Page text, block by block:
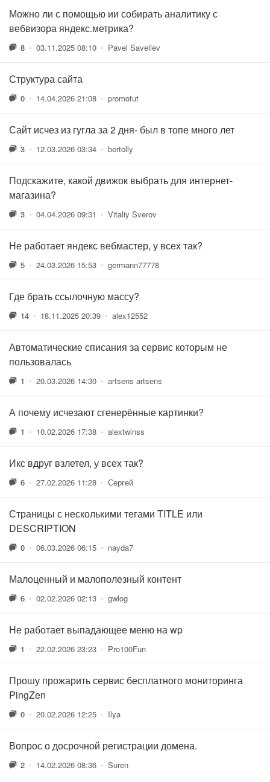
Можно ли с помощью ии собирать аналитику с
вебвизора яндекс.метрика?
8 • 03.11.2025 08:10 • Pavel Saveliev
Структура сайта
0 • 14.04.2026 21:08 • promotut
Сайт исчез из гугла за 2 дня- был в топе много лет
3 • 12.03.2026 03:34 • bertolly
Подскажите, какой движок выбрать для интернет-
магазина?
3 • 04.04.2026 09:31 • Vitaliy Sverov
Не работает яндекс вебмастер, у всех так?
5 • 24.03.2026 15:53 • germann77778
Где брать ссылочную массу?
14 • 18.11.2025 20:39 • alex12552
Автоматические списания за сервис которым не
пользовалась
1 • 20.03.2026 14:30 • artsens artsens
А почему исчезают сгенерённые картинки?
1 • 10.02.2026 17:38 • alextwinss
Икс вдруг взлетел, у всех так?
6 • 27.02.2026 11:28 • Сергей
Страницы с несколькими тегами TITLE или
DESCRIPTION
0 • 06.03.2026 06:15 • nayda7
Малоценный и малополезный контент
6 • 02.02.2026 02:13 • gwlog
Не работает выпадающее меню на wp
1 • 22.02.2026 23:23 • Pro100Fun
Прошу прожарить сервис бесплатного мониторинга
PingZen
0 • 20.02.2026 12:25 • Ilya
Вопрос о досрочной регистрации домена.
2 • 14.02.2026 08:36 • Suren